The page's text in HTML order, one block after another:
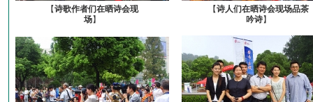
【诗歌作者们在晒诗会现
场】
【诗人们在晒诗会现场品茶
吟诗】